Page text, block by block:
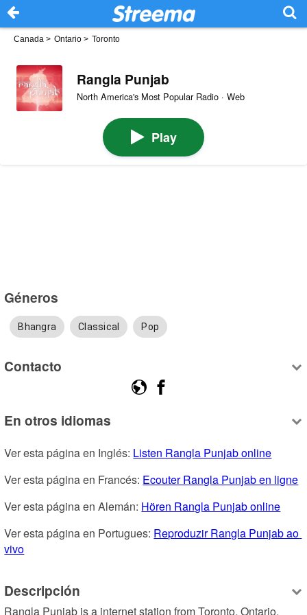
Canada > Ontario > Toronto
Rangla Punjab
North America's Most Popular Radio · Web
Play
Géneros
Bhangra Classical Pop
Contacto
En otros idiomas
Ver esta página en Inglés: Listen Rangla Punjab online
Ver esta página en Francés: Ecouter Rangla Punjab en ligne
Ver esta página en Alemán: Hören Rangla Punjab online
Ver esta página en Portugues: Reproduzir Rangla Punjab ao
vivo
Descripción
Rangla Punjab is a internet station from Toronto, Ontario,